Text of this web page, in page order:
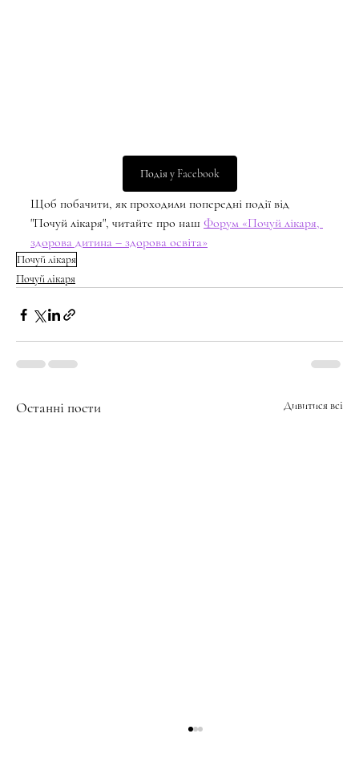
Подія у Facebook
Щоб побачити, як проходили попередні події від
"Почуй лікаря", читайте про наш Форум «Почуй лікаря,
здорова дитина – здорова освіта»
Почуй лікаря
Почуй лікаря
Останні пости Дивитися всі